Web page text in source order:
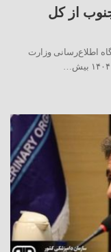
جنوب از کل
اطلاع‌رسانی وزارت